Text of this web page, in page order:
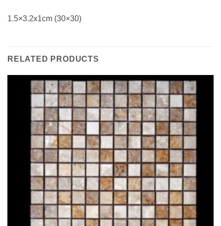
1.5×3.2x1cm (30×30)
RELATED PRODUCTS